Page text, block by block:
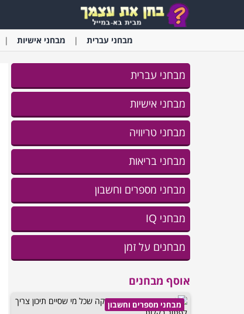
מבחני עברית מבחני אישיות
מבחני עברית
מבחני אישיות
מבחני טריוויה
מבחני בריאות
מבחני מספרים וחשבון
מבחני IQ
מבחנים על זמן
אוסף מבחנים
מבחני מספרים וחשבון